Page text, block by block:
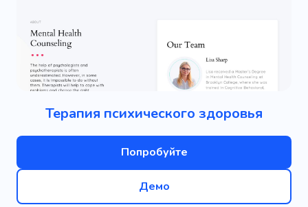
Терапия психического здоровья
Попробуйте
Демо